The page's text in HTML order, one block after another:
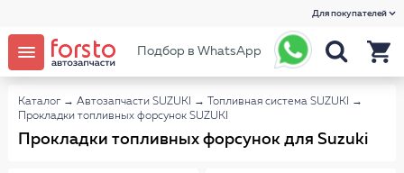
Для покупателей
Подбор в WhatsApp
Каталог → Автозапчасти SUZUKI → Топливная система SUZUKI
→
Прокладки топливных форсунок SUZUKI
Прокладки топливных форсунок для Suzuki